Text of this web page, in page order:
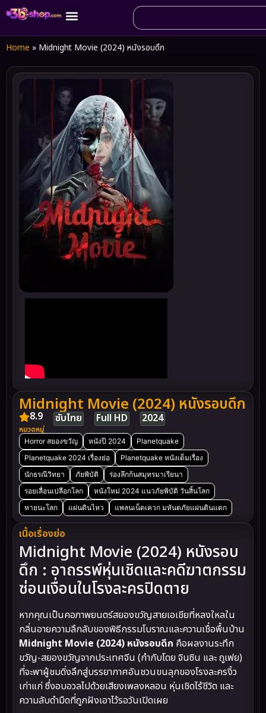
Home » Midnight Movie (2024) หนังรอบดึก
Midnight Movie (2024) หนังรอบดึก
8.9 ซับไทย Full HD 2024
หมวดหมู่
Horror สยองขวัญ หนังปี 2024
Planetquake
Planetquake 2024 เรื่องย่อ
Planetquake หนังเต็มเรื่อง
นักธรณีวิทยา
ภัยพิบัติ
ร่องลึกก้นสมุทรมาเรียนา
รอยเลื่อนเปลือกโลก
หนังใหม่ 2024 แนวภัยพิบัติ วันสิ้นโลก
หายนะโลก
แผ่นดินไหว แพลนเน็ตเควก มหันตภัยแผ่นดินแตก
เนื้อเรื่องย่อ
Midnight Movie (2024) หนังรอบ
ดึก : อาถรรพ์หุ่นเชิดและคดีฆาตกรรม
ซ่อนเงื่อนในโรงละครปิดตาย
หากคุณเป็นคอภาพยนตร์สยองขวัญสายเอเชียที่หลงใหลใน
กลิ่นอายความลึกลับของพิธีกรรมโบราณและความเชื่อพื้นบ้าน
Midnight Movie (2024) หนังรอบดึก คือผลงานระทึก
ขวัญ-สยองขวัญจากประเทศจีน (กำกับโดย จินซิน และ ถูเฟย)
ที่จะพาผู้ชมดิ่งลึกสู่บรรยากาศอันชวนขนลุกของโรงละครงิ้ว
เก่าแก่ ซึ่งอบอวลไปด้วยเสียงเพลงหลอน หุ่นเชิดไร้ชีวิต และ
ความลับดำมืดที่ถูกฝังเอาไว้รอวันเปิดเผย